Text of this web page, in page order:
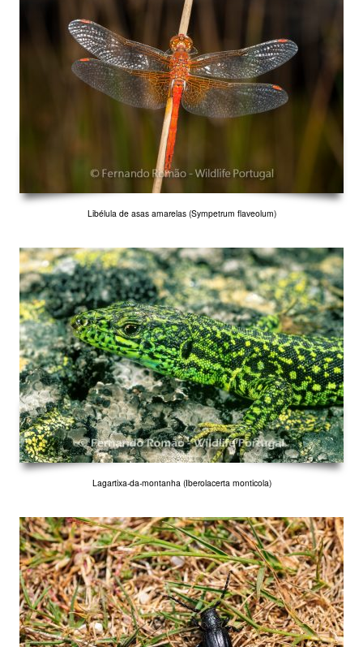
Libélula de asas amarelas (Sympetrum flaveolum)
Lagartixa-da-montanha (Iberolacerta monticola)